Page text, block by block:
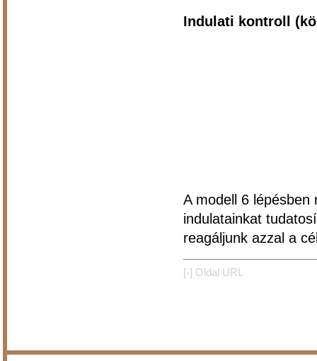
Indulati kontroll
A modell 6 lépésben
indulatainkat
reagáljunk azzal a
[-] Oldal URL